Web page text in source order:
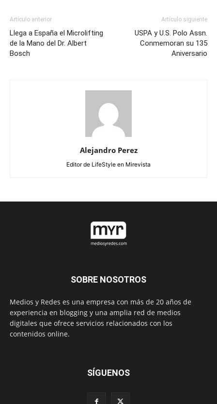
Artículo anterior
Llega a España el Microlifting
de la Mano del Dr. Albert
Bosch
Artículo siguiente
USPA y U.S. Polo Assn.
Conmemoran su 135
Aniversario
Alejandro Perez
Editor de LifeStyle en Mirevista
SOBRE NOSOTROS
Medios y Redes es una empresa con más de 20 años de
experiencia en blogging y una amplia red de medios
digitales que ofrece servicios relacionados con los
contenidos online.
SÍGUENOS